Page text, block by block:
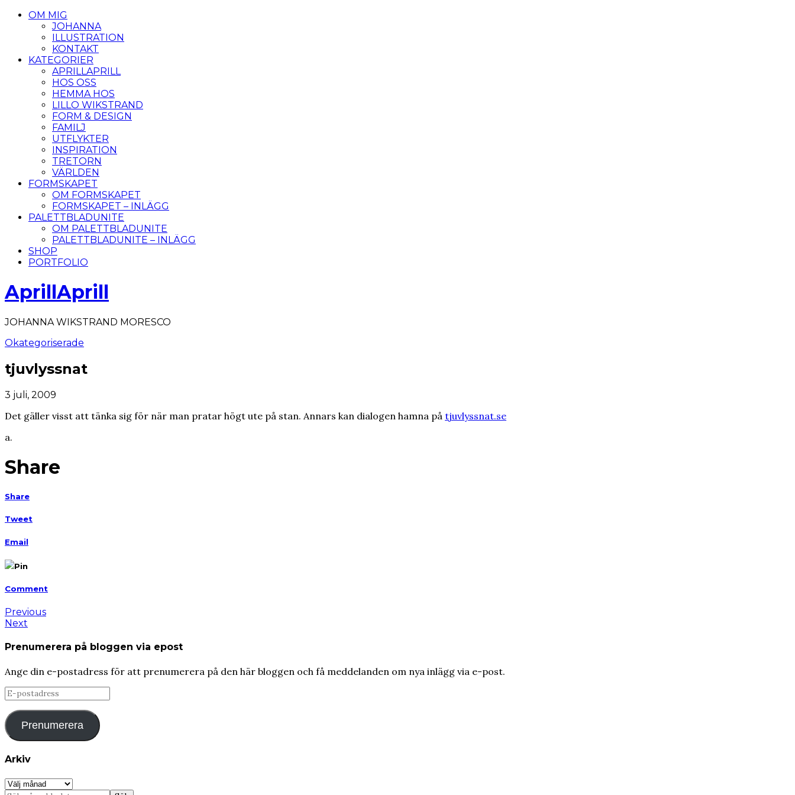
OM MIG
JOHANNA
ILLUSTRATION
KONTAKT
KATEGORIER
APRILLAPRILL
HOS OSS
HEMMA HOS
LILLO WIKSTRAND
FORM & DESIGN
FAMILJ
UTFLYKTER
INSPIRATION
TRETORN
VÄRLDEN
FORMSKAPET
OM FORMSKAPET
FORMSKAPET – INLÄGG
PALETTBLADUNITE
OM PALETTBLADUNITE
PALETTBLADUNITE – INLÄGG
SHOP
PORTFOLIO
AprillAprill
JOHANNA WIKSTRAND MORESCO
Okategoriserade
tjuvlyssnat
3 juli, 2009
Det gäller visst att tänka sig för när man pratar högt ute på stan. Annars kan dialogen hamna på tjuvlyssnat.se
a.
Share
Share
Tweet
Email
Pin
Comment
Previous
Next
Prenumerera på bloggen via epost
Ange din e-postadress för att prenumerera på den här bloggen och få meddelanden om nya inlägg via e-post.
E-
postadress
Prenumerera
Arkiv
Arkiv